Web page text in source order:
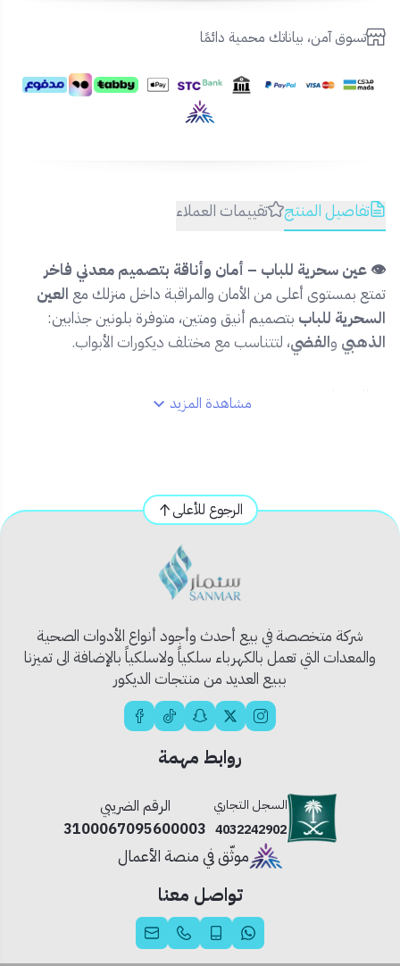
تسوق آمن، بياناتك محمية دائمًا
تفاصيل المنتج تقييمات العملاء
👁️ عين سحرية للباب – أمان وأناقة بتصميم معدني فاخر
تمتع بمستوى أعلى من الأمان والمراقبة داخل منزلك مع العين
السحرية للباب بتصميم أنيق ومتين، متوفرة بلونين جذابين:
الذهبي والفضي، لتتناسب مع مختلف ديكورات الأبواب.
🧰 سهلة التركيب على معظم أنواع الأبواب الخشبية
🏠 مناسبة للاستخدام المنزلي والفندقي والمكتبي
قطر العدسة: رؤية واضحة وعريضة
خامة الهيكل: معدن مطلي مقاوم للتآكل
التركيب: تثبيت مباشر من الجهتين (الداخل والخارج)
💡 نصيحة احترافية:
لأفضل رؤية ليلية، يمكن تركيبإضاءة صغيرة أمام الباب
مشاهدة المزيد
الرجوع للأعلى
شركة متخصصة في بيع أحدث وأجود أنواع الأدوات الصحية
والمعدات التي تعمل بالكهرباء سلكياً ولاسلكياً بالإضافة الى تميزنا
ببيع العديد من منتجات الديكور
روابط مهمة
السجل التجاري
4032242902
الرقم الضريبي
3100067095600003
موثّق في منصة الأعمال
تواصل معنا